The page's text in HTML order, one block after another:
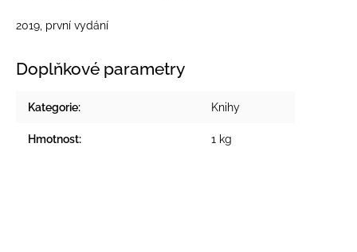
2019, první vydání
Doplňkové parametry
Kategorie: Knihy
Hmotnost: 1 kg